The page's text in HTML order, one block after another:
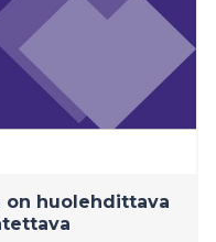
huolehdittava